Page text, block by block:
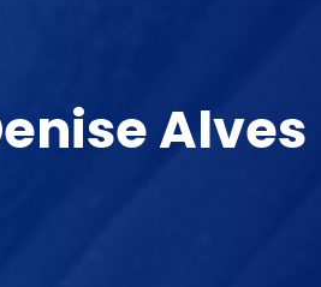
Alves